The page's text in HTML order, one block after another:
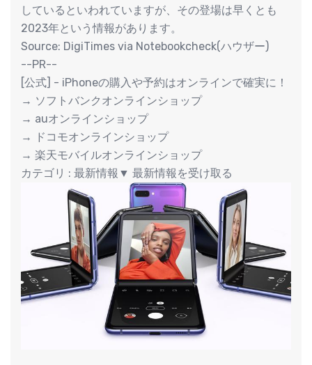
しているといわれていますが、その登場は早くとも
2023年という情報があります。
Source: DigiTimes via Notebookcheck(ハウザー)
--PR--
[公式] - iPhoneの購入や予約はオンラインで確実に！
→ ソフトバンクオンラインショップ
→ auオンラインショップ
→ ドコモオンラインショップ
→ 楽天モバイルオンラインショップ
カテゴリ : 最新情報▼ 最新情報を受け取る